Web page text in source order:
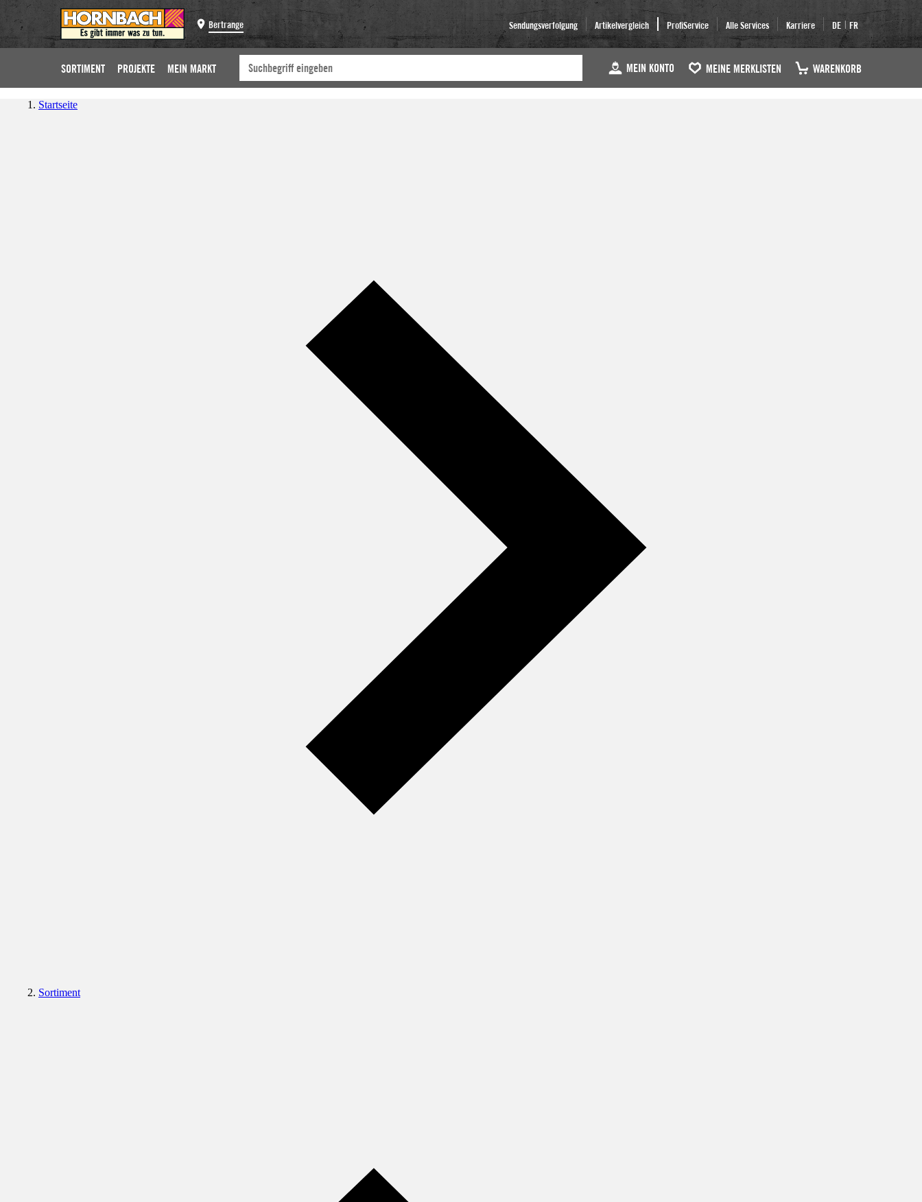
Bertrange Sendungsverfolgung Artikelvergleich ProfiService Alle Services Karriere DE | FR
SORTIMENT PROJEKTE MEIN MARKT MEIN KONTO MEINE MERKLISTEN WARENKORB
Startseite
Sortiment